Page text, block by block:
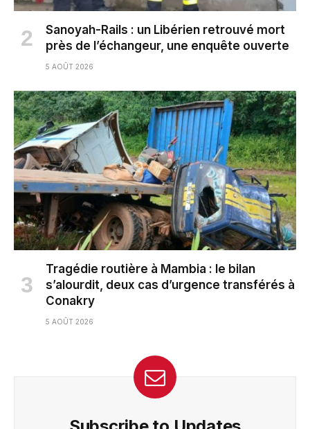
Sanoyah-Rails : un Libérien retrouvé mort
près de l’échangeur, une enquête ouverte
5 AOÛT 2026
Tragédie routière à Mambia : le bilan
s’alourdit, deux cas d’urgence transférés à
Conakry
5 AOÛT 2026